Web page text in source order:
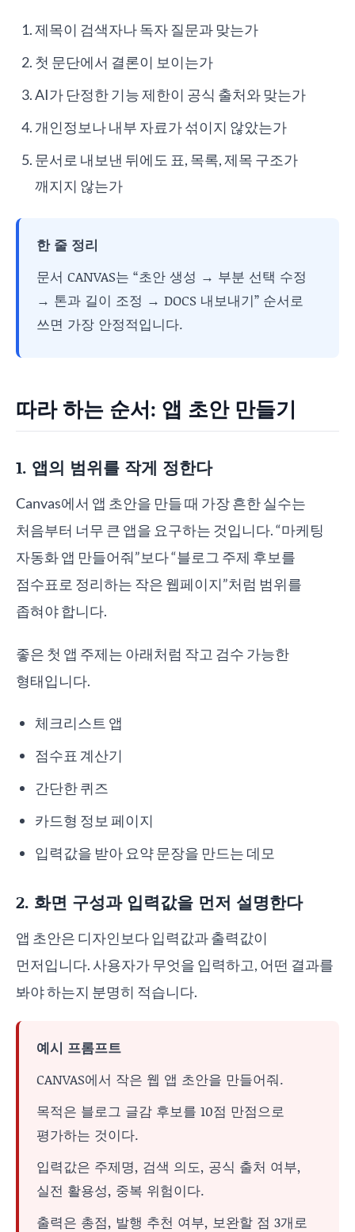
제목이 검색자나 독자 질문과 맞는가
첫 문단에서 결론이 보이는가
AI가 단정한 기능 제한이 공식 출처와 맞는가
개인정보나 내부 자료가 섞이지 않았는가
문서로 내보낸 뒤에도 표, 목록, 제목 구조가
깨지지 않는가
한 줄 정리
문서 CANVAS는 “초안 생성 → 부분 선택 수정
→ 톤과 길이 조정 → DOCS 내보내기” 순서로
쓰면 가장 안정적입니다.
따라 하는 순서: 앱 초안 만들기
1. 앱의 범위를 작게 정한다
Canvas에서 앱 초안을 만들 때 가장 흔한 실수는
처음부터 너무 큰 앱을 요구하는 것입니다. “마케팅
자동화 앱 만들어줘”보다 “블로그 주제 후보를
점수표로 정리하는 작은 웹페이지”처럼 범위를
좁혀야 합니다.
좋은 첫 앱 주제는 아래처럼 작고 검수 가능한
형태입니다.
체크리스트 앱
점수표 계산기
간단한 퀴즈
카드형 정보 페이지
입력값을 받아 요약 문장을 만드는 데모
2. 화면 구성과 입력값을 먼저 설명한다
앱 초안은 디자인보다 입력값과 출력값이
먼저입니다. 사용자가 무엇을 입력하고, 어떤 결과를
봐야 하는지 분명히 적습니다.
예시 프롬프트
CANVAS에서 작은 웹 앱 초안을 만들어줘.
목적은 블로그 글감 후보를 10점 만점으로
평가하는 것이다.
입력값은 주제명, 검색 의도, 공식 출처 여부,
실전 활용성, 중복 위험이다.
출력은 총점, 발행 추천 여부, 보완할 점 3개로